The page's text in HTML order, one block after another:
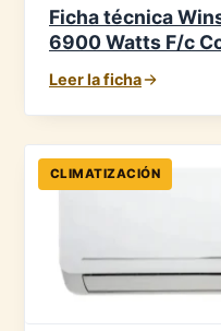
Ficha técnica
6900 Watts F/c
Leer la ficha
CLIMATIZACIÓN